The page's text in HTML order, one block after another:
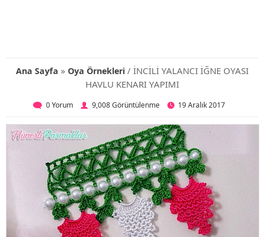
Ana Sayfa » Oya Örnekleri/ İNCİLİ YALANCI İĞNE OYASI
HAVLU KENARI YAPIMI
0 Yorum 9,008 Görüntülenme 19 Aralık 2017